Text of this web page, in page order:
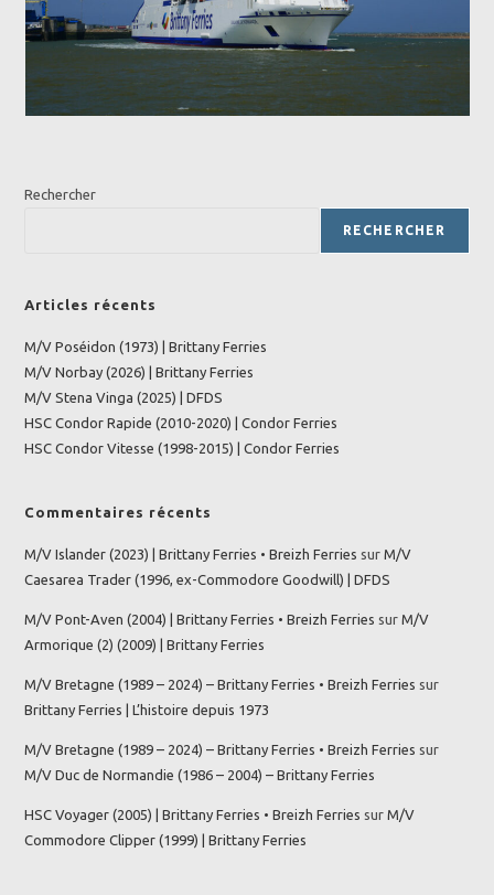
Rechercher
RECHERCHER
Articles récents
M/V Poséidon (1973) | Brittany Ferries
M/V Norbay (2026) | Brittany Ferries
M/V Stena Vinga (2025) | DFDS
HSC Condor Rapide (2010-2020) | Condor Ferries
HSC Condor Vitesse (1998-2015) | Condor Ferries
Commentaires récents
M/V Islander (2023) | Brittany Ferries • Breizh Ferries surM/V
Caesarea Trader (1996, ex-Commodore Goodwill) | DFDS
M/V Pont-Aven (2004) | Brittany Ferries • Breizh Ferries surM/V
Armorique (2) (2009) | Brittany Ferries
M/V Bretagne (1989 – 2024) – Brittany Ferries • Breizh Ferries sur
Brittany Ferries | L’histoire depuis 1973
M/V Bretagne (1989 – 2024) – Brittany Ferries • Breizh Ferries sur
M/V Duc de Normandie (1986 – 2004) – Brittany Ferries
HSC Voyager (2005) | Brittany Ferries • Breizh Ferries surM/V
Commodore Clipper (1999) | Brittany Ferries